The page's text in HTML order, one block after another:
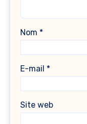
Nom *
E-mail *
Site web